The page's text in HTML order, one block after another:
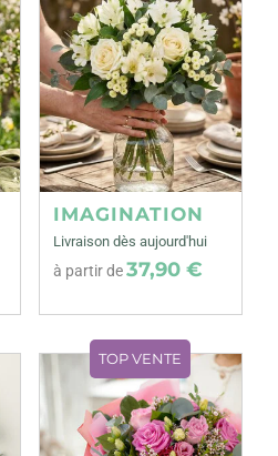
IMAGINATION
Livraison dès aujourd'hui
à partir de37,90 €
TOP VENTE